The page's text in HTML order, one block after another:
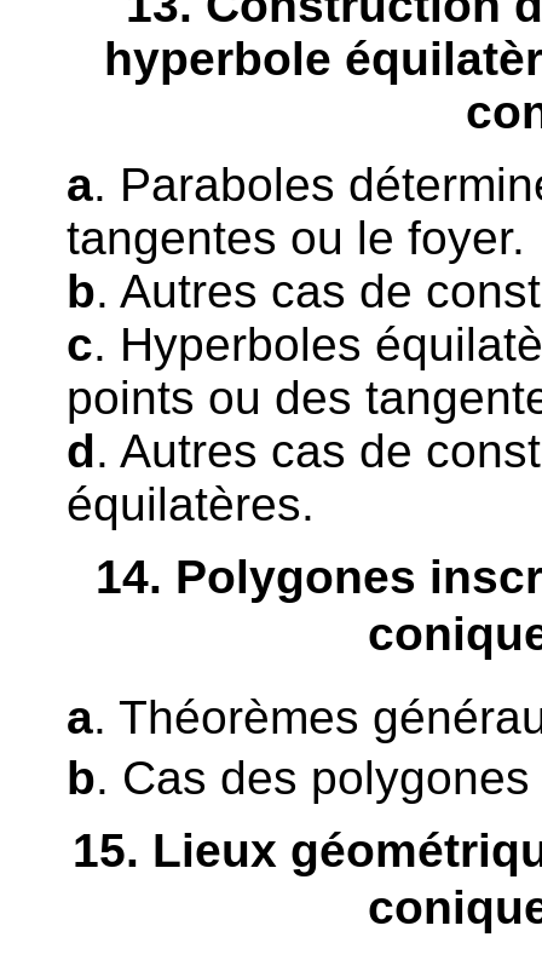
hyperbole
a. Paraboles
tangentes ou le foyer.
b. Autres cas de
c. Hyperboles
points ou des
d. Autres cas de
équilatères.
14. Polygones
a. Théorèmes
b. Cas des
15. Lieux